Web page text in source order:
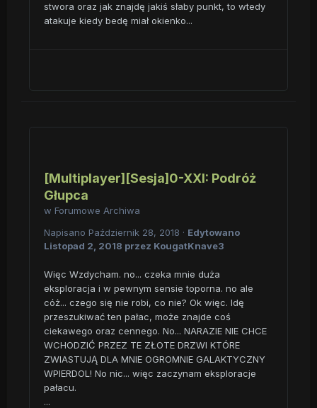
stwora oraz jak znajdę jakiś słaby punkt, to wtedy
atakuje kiedy bedę miał okienko...
[Multiplayer][Sesja]0-XXI: Podróż
Głupca
w Forumowe Archiwa
Napisano Październik 28, 2018 · Edytowano
Listopad 2, 2018 przez KougatKnave3
Więc Wzdycham. no... czeka mnie duża
eksploracja i w pewnym sensie toporna. no ale
cóż... czego się nie robi, co nie? Ok więc. Idę
przeszukiwać ten pałac, może znajde coś
ciekawego oraz cennego. No... NARAZIE NIE CHCE
WCHODZIĆ PRZEZ TE ZŁOTE DRZWI KTÓRE
ZWIASTUJĄ DLA MNIE OGROMNIE GALAKTYCZNY
WPIERDOL! No nic... więc zaczynam eksploracje
pałacu.
...